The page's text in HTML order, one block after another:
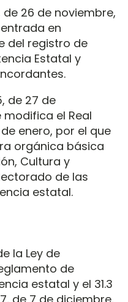
de 26 de noviembre,
en
del registro de
Estatal y
de 27 de
el Real
enero, por el que
orgánica básica
Cultura y
de las
estatal.
la Ley de
de
estatal y el 31.3